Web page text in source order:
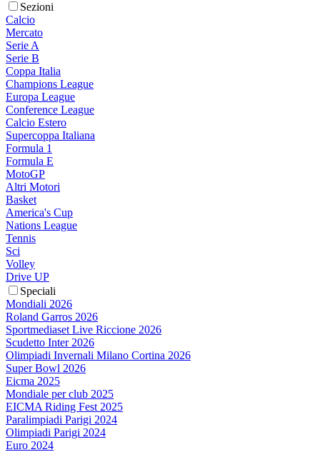
Sezioni
Calcio
Mercato
Serie A
Serie B
Coppa Italia
Champions League
Europa League
Conference League
Calcio Estero
Supercoppa Italiana
Formula 1
Formula E
MotoGP
Altri Motori
Basket
America's Cup
Nations League
Tennis
Sci
Volley
Drive UP
Speciali
Mondiali 2026
Roland Garros 2026
Sportmediaset Live Riccione 2026
Scudetto Inter 2026
Olimpiadi Invernali Milano Cortina 2026
Super Bowl 2026
Eicma 2025
Mondiale per club 2025
EICMA Riding Fest 2025
Paralimpiadi Parigi 2024
Olimpiadi Parigi 2024
Euro 2024